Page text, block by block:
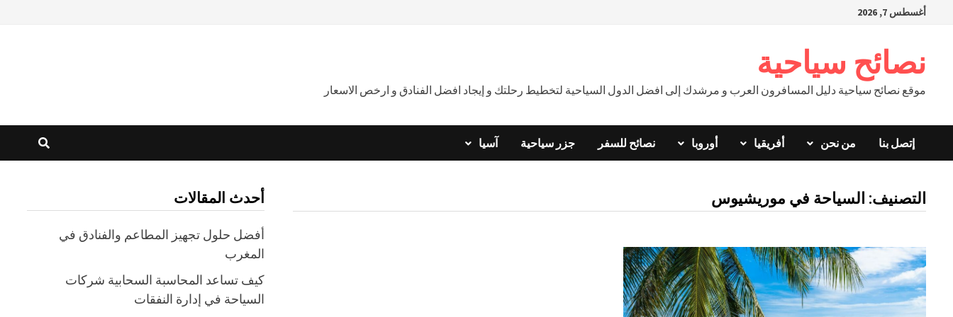
أغسطس 7, 2026
نصائح سياحية
موقع نصائح سياحية دليل المسافرون العرب و مرشدك إلى افضل الدول السياحية لتخطيط رحلتك و إيجاد افضل الفنادق و ارخص الاسعار
إتصل بنا من نحن أفريقيا أوروبا نصائح للسفر جزر سياحية آسيا
التصنيف: السياحة في موريشيوس أحدث المقالات
أفضل حلول تجهيز المطاعم والفنادق في
المغرب
كيف تساعد المحاسبة السحابية شركات
السياحة في إدارة النفقات